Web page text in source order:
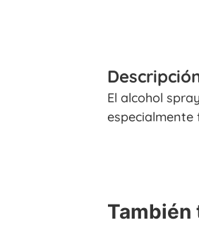
El alcohol
especialmente